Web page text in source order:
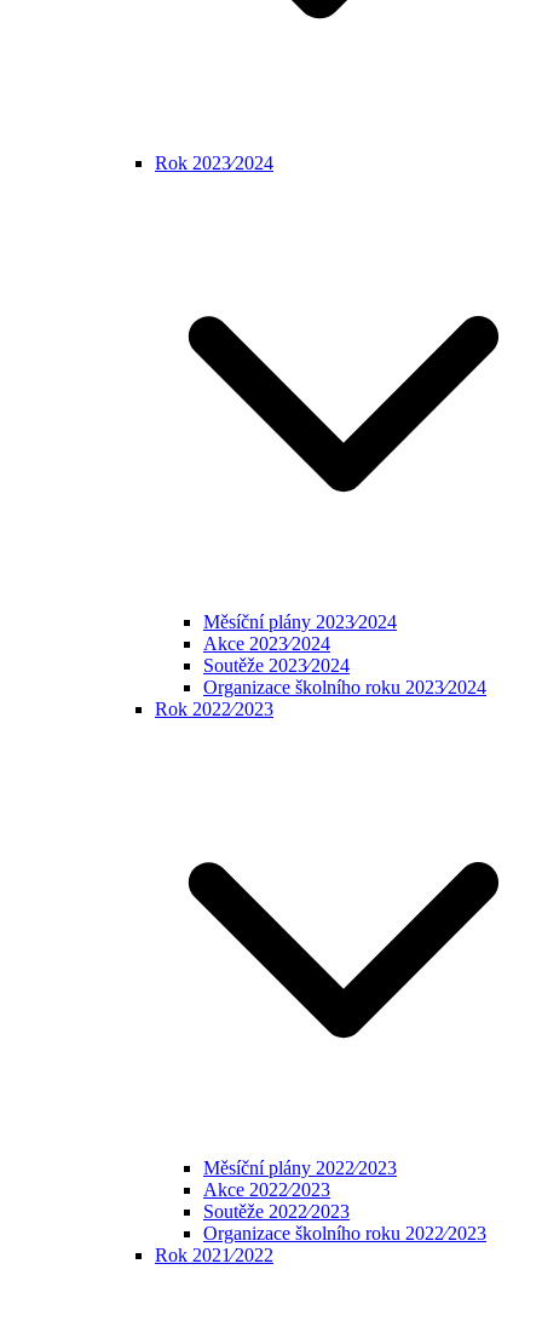
Rok 2023⁄2024
Měsíční plány 2023⁄2024
Akce 2023⁄2024
Soutěže 2023⁄2024
Organizace školního roku 2023⁄2024
Rok 2022⁄2023
Měsíční plány 2022⁄2023
Akce 2022⁄2023
Soutěže 2022⁄2023
Organizace školního roku 2022⁄2023
Rok 2021⁄2022